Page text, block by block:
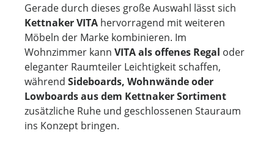
Gerade durch dieses große Auswahl lässt sich
Kettnaker VITA hervorragend mit weiteren
Möbeln der Marke kombinieren. Im
Wohnzimmer kann VITA als offenes Regal oder
eleganter Raumteiler Leichtigkeit schaffen,
während Sideboards, Wohnwände oder
Lowboards aus dem Kettnaker Sortiment
zusätzliche Ruhe und geschlossenen Stauraum
ins Konzept bringen.